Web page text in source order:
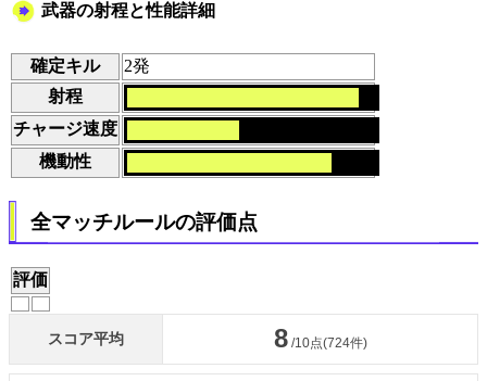
武器の射程と性能詳細
確定キル
2発
射程
チャージ速度
機動性
全マッチルールの評価点
評価